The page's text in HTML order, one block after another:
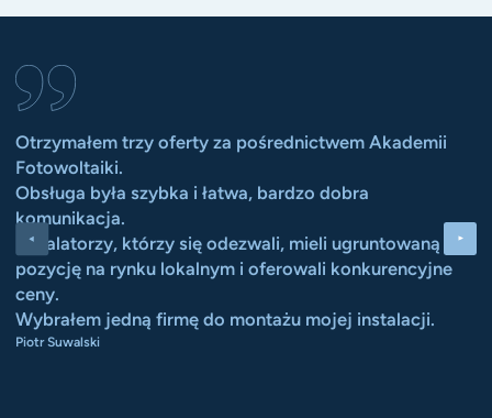
Otrzymałem trzy oferty za pośrednictwem Akademii
Fotowoltaiki.
Obsługa była szybka i łatwa, bardzo dobra
komunikacja.
Instalatorzy, którzy się odezwali, mieli ugruntowaną
pozycję na rynku lokalnym i oferowali konkurencyjne
ceny.
Wybrałem jedną firmę do montażu mojej instalacji.
Piotr Suwalski